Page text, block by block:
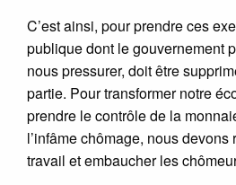
C’est ainsi, pour prendre ces
publique dont le gouvernement
nous pressurer, doit être
partie. Pour transformer notre
prendre le contrôle de la
l’infâme chômage, nous
travail et embaucher les